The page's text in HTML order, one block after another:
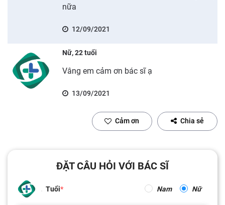
nữa
12/09/2021
Nữ, 22 tuổi
Vâng em cảm ơn bác sĩ ạ
13/09/2021
Cảm ơn Chia sẻ
ĐẶT CÂU HỎI VỚI BÁC SĨ
Tuổi Nam Nữ